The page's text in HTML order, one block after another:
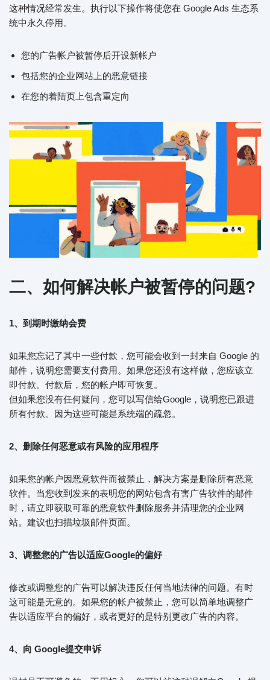
这种情况经常发生。执行以下操作将使您在 Google Ads 生态系
统中永久停用。
您的广告帐户被暂停后开设新帐户
包括您的企业网站上的恶意链接
在您的着陆页上包含重定向
二、如何解决帐户被暂停的问题?
1、到期时缴纳会费
如果您忘记了其中一些付款，您可能会收到一封来自 Google 的
邮件，说明您需要支付费用。如果您还没有这样做，您应该立
即付款。付款后，您的帐户即可恢复。
但如果您没有任何疑问，您可以写信给Google，说明您已跟进
所有付款。因为这些可能是系统端的疏忽。
2、删除任何恶意或有风险的应用程序
如果您的帐户因恶意软件而被禁止，解决方案是删除所有恶意
软件。当您收到发来的表明您的网站包含有害广告软件的邮件
时，请立即获取可靠的恶意软件删除服务并清理您的企业网
站。建议也扫描垃圾邮件页面。
3、调整您的广告以适应Google的偏好
修改或调整您的广告可以解决违反任何当地法律的问题。有时
这可能是无意的。如果您的帐户被禁止，您可以简单地调整广
告以适应平台的偏好，或者更好的是特别更改广告的内容。
4、向 Google提交申诉